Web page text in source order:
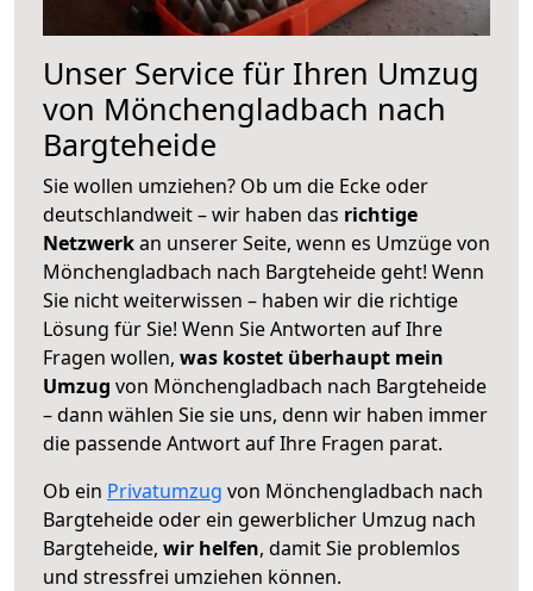
Unser Service für Ihren Umzug
von Mönchengladbach nach
Bargteheide
Sie wollen umziehen? Ob um die Ecke oder
deutschlandweit – wir haben das richtige
Netzwerkan unserer Seite, wenn es Umzüge von
Mönchengladbach nach Bargteheide geht! Wenn
Sie nicht weiterwissen – haben wir die richtige
Lösung für Sie! Wenn Sie Antworten auf Ihre
Fragen wollen, was kostet überhaupt mein
Umzug von Mönchengladbach nach Bargteheide
– dann wählen Sie sie uns, denn wir haben immer
die passende Antwort auf Ihre Fragen parat.
Ob ein Privatumzug von Mönchengladbach nach
Bargteheide oder ein gewerblicher Umzug nach
Bargteheide, wir helfen, damit Sie problemlos
und stressfrei umziehen können.